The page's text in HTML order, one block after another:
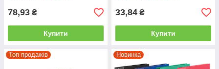
78,93 ₴
Купити
33,84 ₴
Купити
Топ продажів Новинка